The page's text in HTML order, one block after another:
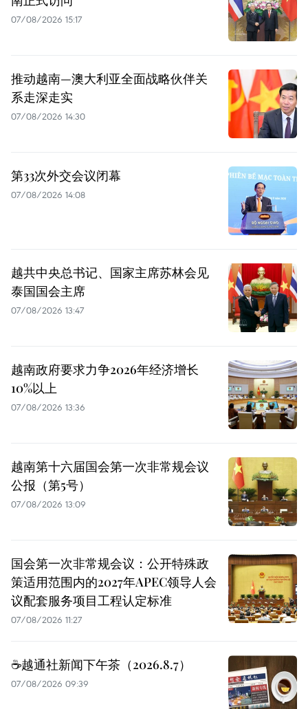
07/08/2026 15:17
推动越南—澳大利亚全面战略伙伴关
系走深走实
07/08/2026 14:30
第33次外交会议闭幕
07/08/2026 14:08
越共中央总书记、国家主席苏林会见
泰国国会主席
07/08/2026 13:47
越南政府要求力争2026年经济增长
10%以上
07/08/2026 13:36
越南第十六届国会第一次非常规会议
公报（第5号）
07/08/2026 13:09
国会第一次非常规会议：公开特殊政
策适用范围内的2027年APEC领导人会
议配套服务项目工程认定标准
07/08/2026 11:27
☕️越通社新闻下午茶（2026.8.7）
07/08/2026 09:39